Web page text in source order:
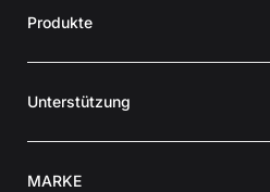
Produkte
Unterstützung
MARKE